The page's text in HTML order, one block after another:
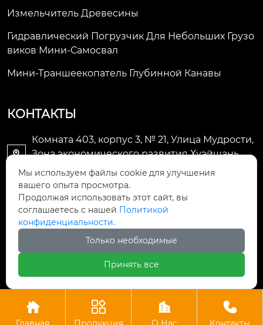
Измельчитель Древесины
Гидравлический Погрузчик Для Небольших Грузо
Виков Мини-Самосвал
Мини-Траншеекопатель Глубинной Канавы
КОНТАКТЫ

Комната 403, корпус 3, № 21, Улица Мудрости,
Зона экономического развития Хуэйшань,
 li@futaogroup.com
 +86-13665163520
 +8613665163520
Авторское право©ООО Импорт и экспорт Уси Футао
   
Мы используем файлы cookie для улучшения
вашего опыта просмотра.
Продолжая использовать этот сайт, вы
соглашаетесь с нашей Политикой
конфиденциальности.
Только необходимые
Принять все